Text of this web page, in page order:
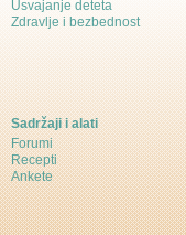
Usvajanje deteta
Zdravlje i bezbednost
Sadržaji i alati
Forumi
Recepti
Ankete